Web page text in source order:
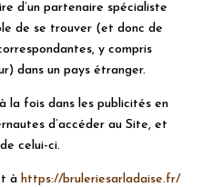
d’un partenaire spécialiste
de se trouver (et donc de
y compris
dans un pays étranger.
la fois dans les publicités en
d’accéder au Site, et
celui-ci.
à https://bruleriesarladaise.fr/